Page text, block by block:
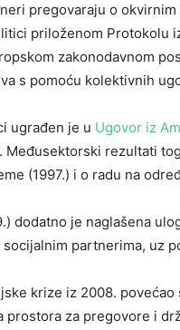
pregovaraju o
priloženom
zakonodavnom
s pomoću kolektivnih
ugrađen je u Ugovor iz
Međusektorski rezultati
(1997.) i o radu na
dodatno je naglašena
partnerima, uz
krize iz 2008.
prostora za pregovore i